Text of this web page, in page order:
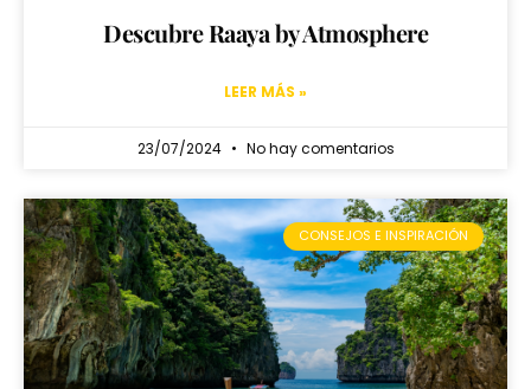
Descubre Raaya by Atmosphere
LEER MÁS »
23/07/2024 No hay comentarios
CONSEJOS E INSPIRACIÓN